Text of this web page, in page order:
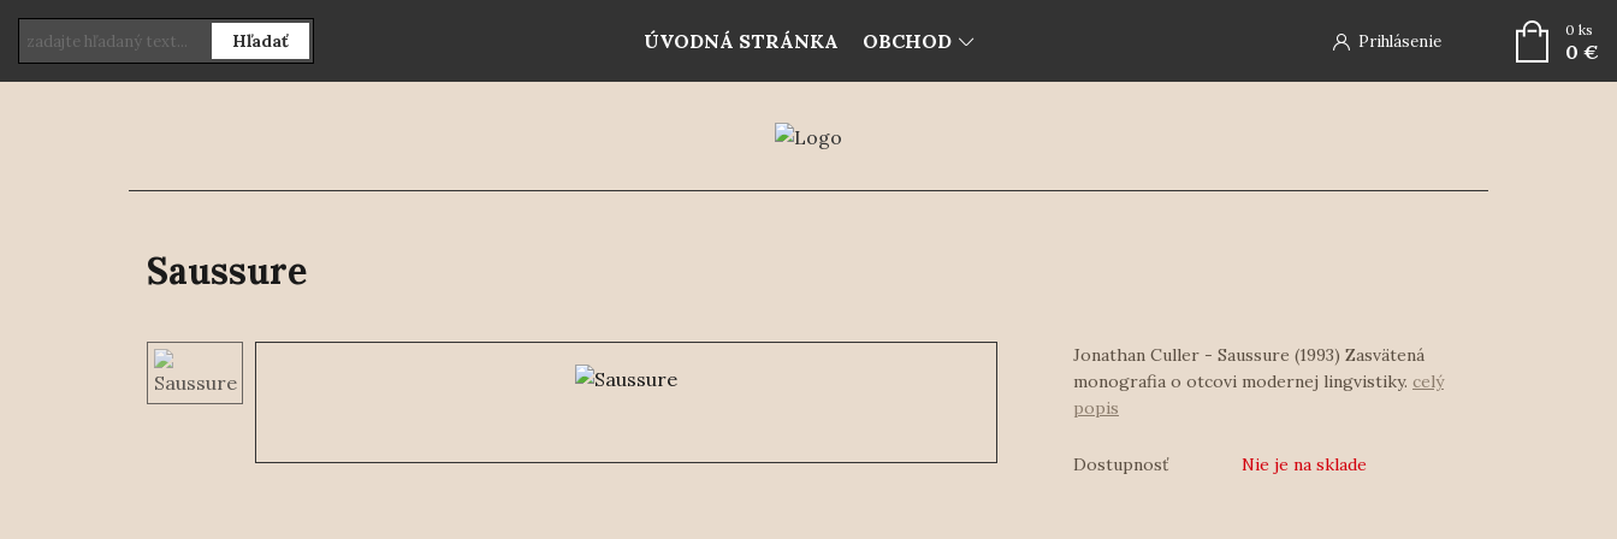
ÚVODNÁ STRÁNKA OBCHOD Prihlásenie
Hľadať
0 ks
0 €
Saussure
Jonathan Culler - Saussure (1993) Zasvätená
monografia o otcovi modernej lingvistiky. celý
popis
Dostupnosť Nie je na sklade